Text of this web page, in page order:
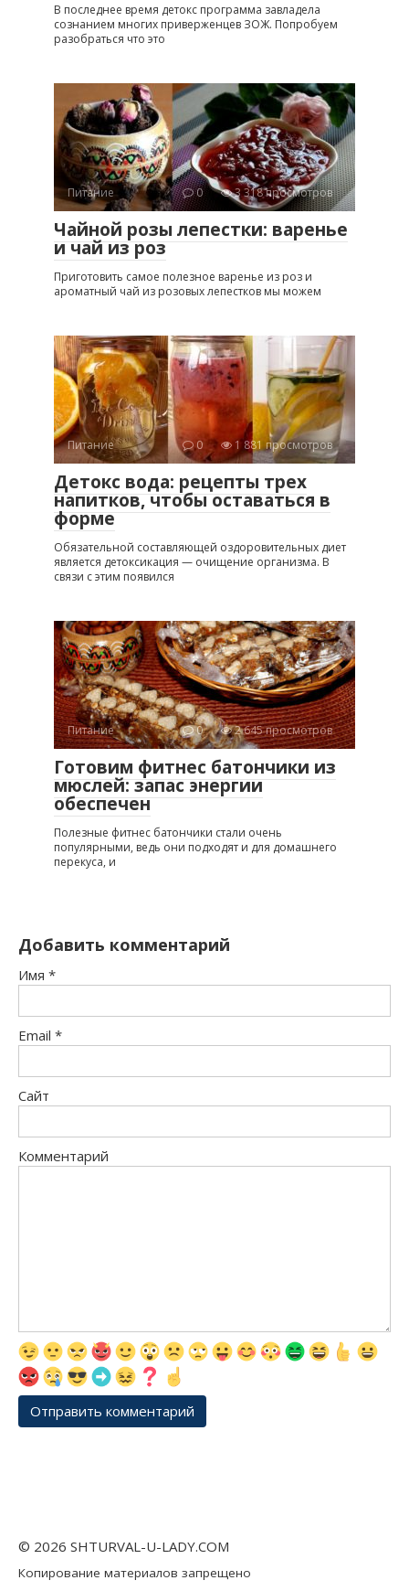
В последнее время детокс программа завладела
сознанием многих приверженцев ЗОЖ. Попробуем
разобраться что это
Питание 0 3 318 просмотров
Чайной розы лепестки: варенье
и чай из роз
Приготовить самое полезное варенье из роз и
ароматный чай из розовых лепестков мы можем
Питание 0 1 881 просмотров
Детокс вода: рецепты трех
напитков, чтобы оставаться в
форме
Обязательной составляющей оздоровительных диет
является детоксикация — очищение организма. В
связи с этим появился
Питание 0 2 645 просмотров
Готовим фитнес батончики из
мюслей: запас энергии
обеспечен
Полезные фитнес батончики стали очень
популярными, ведь они подходят и для домашнего
перекуса, и
Добавить комментарий
Имя *
Email *
Сайт
Комментарий
© 2026 SHTURVAL-U-LADY.COM
Копирование материалов запрещено